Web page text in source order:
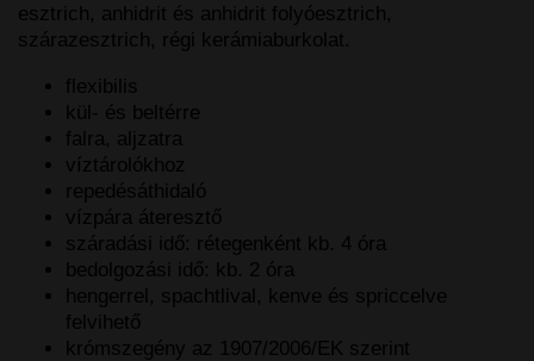
esztrich, anhidrit és anhidrit folyóesztrich,
szárazesztrich, régi kerámiaburkolat.
flexibilis
kül- és beltérre
falra, aljzatra
víztárolókhoz
repedésáthidaló
vízpára áteresztő
száradási idő: rétegenként kb. 4 óra
bedolgozási idő: kb. 2 óra
hengerrel, spachtlival, kenve és spriccelve
felvihető
krómszegény az 1907/2006/EK szerint